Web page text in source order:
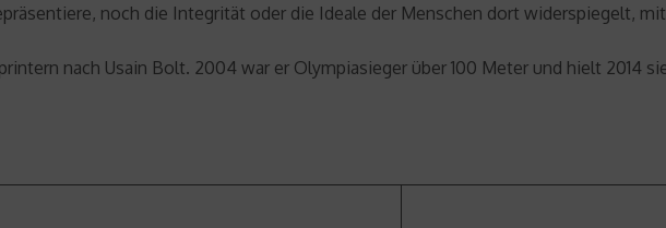
noch die Integrität oder die Ideale der Menschen dort widerspiegelt,
nach Usain Bolt. 2004 war er Olympiasieger über 100 Meter und hielt 2014